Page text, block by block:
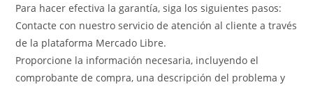
Para hacer efectiva la garantía, siga los siguientes pasos:
Contacte con nuestro servicio de atención al cliente a través
de la plataforma Mercado Libre.
Proporcione la información necesaria, incluyendo el
comprobante de compra, una descripción del problema y